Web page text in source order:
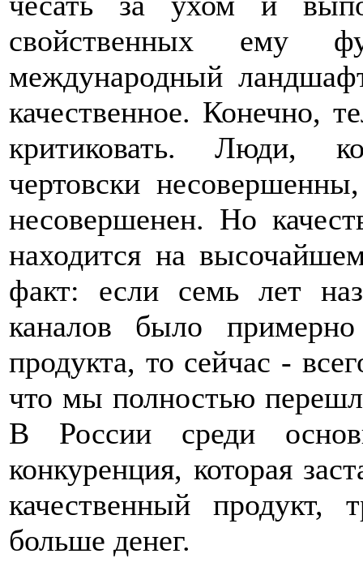
свойственных ему
международный
качественное. Конечно,
критиковать. Люди,
чертовски
несовершенен. Но
находится на
факт: если семь лет
каналов было
продукта, то сейчас -
что мы полностью
В России среди
конкуренция, которая
качественный
больше денег.